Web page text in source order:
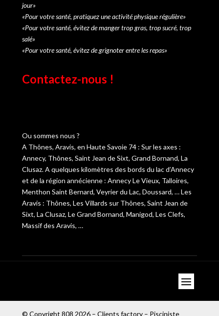
jour»
«Pour votre santé, pratiquez une activité physique régulière»
«Pour votre santé, évitez de manger trop gras, trop sucré, trop
salé»
«Pour votre santé, évitez de grignoter entre les repas»
Contactez-nous !
Ou sommes nous ?
A Thônes, Aravis, en Haute Savoie 74 : Sur les axes :
Annecy, Thônes, Saint Jean de Sixt, Grand Bornand, La
Clusaz. A quelques kilomètres des bords du lac d’Annecy
et de la région annécienne : Annecy Le Vieux, Talloires,
Menthon Saint Bernard, Veyrier du Lac, Doussard, … Les
Aravis : Thônes, Les Villards sur Thônes, Saint Jean de
Sixt, La Clusaz, Le Grand Bornand, Manigod, Les Clefs,
Massif des Aravis, …
© Copyright 808 2026 – Clients factory– Pisciniste